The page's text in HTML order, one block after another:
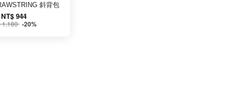
斜背包
NT$ 944
1,180 -20%